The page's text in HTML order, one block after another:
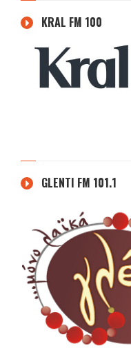
KRAL FM 100
GLENTI FM 101.1